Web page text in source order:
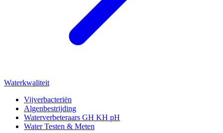
Waterkwaliteit
Vijverbacteriën
Algenbestrijding
Waterverbeteraars GH KH pH
Water Testen & Meten